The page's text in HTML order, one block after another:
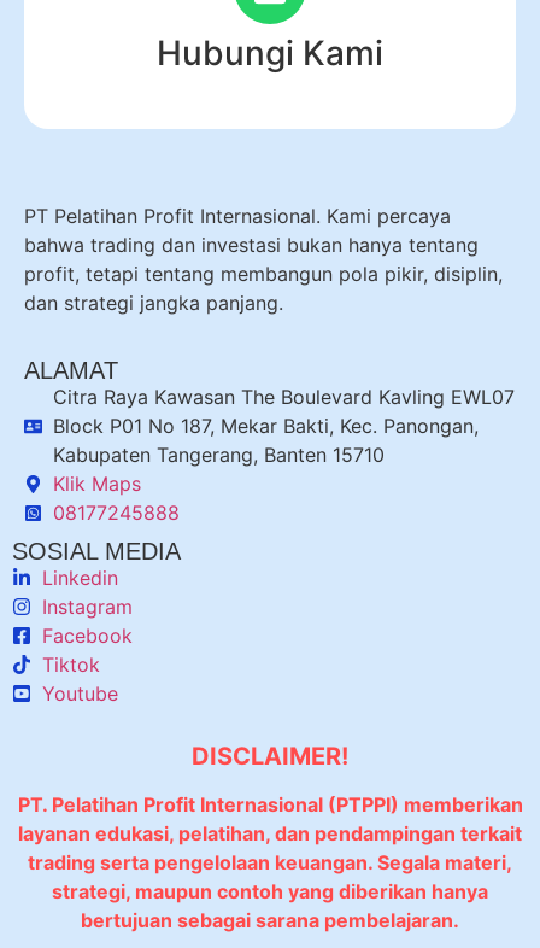
Hubungi Kami
PT Pelatihan Profit Internasional. Kami percaya
bahwa trading dan investasi bukan hanya tentang
profit, tetapi tentang membangun pola pikir, disiplin,
dan strategi jangka panjang.
ALAMAT
Citra Raya Kawasan The Boulevard Kavling EWL07
Block P01 No 187, Mekar Bakti, Kec. Panongan,
Kabupaten Tangerang, Banten 15710
Klik Maps
08177245888
SOSIAL MEDIA
Linkedin
Instagram
Facebook
Tiktok
Youtube
DISCLAIMER!
PT. Pelatihan Profit Internasional (PTPPI) memberikan
layanan edukasi, pelatihan, dan pendampingan terkait
trading serta pengelolaan keuangan. Segala materi,
strategi, maupun contoh yang diberikan hanya
bertujuan sebagai sarana pembelajaran.